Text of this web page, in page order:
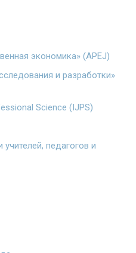
экономика» (APEJ)
и разработки»
Science (IJPS)
педагогов и